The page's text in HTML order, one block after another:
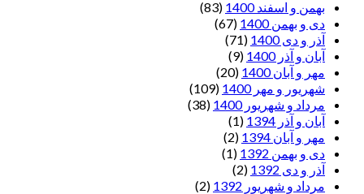
بهمن و اسفند 1400
(83)
دی و بهمن 1400
(67)
آذر و دی 1400
(71)
آبان و آذر 1400
(9)
مهر و آبان 1400
(20)
شهریور و مهر 1400
(109)
مرداد و شهریور 1400
(38)
آبان و آذر 1394
(1)
مهر و آبان 1394
(2)
دی و بهمن 1392
(1)
آذر و دی 1392
(2)
مرداد و شهریور 1392
(2)